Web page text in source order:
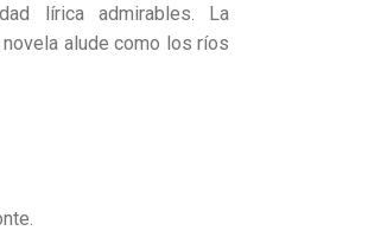
lírica admirables. La
alude como los ríos